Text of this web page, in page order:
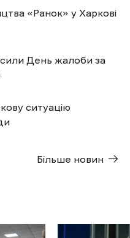
«Ранок» у Харкові
День жалоби за
ситуацію
Більше новин